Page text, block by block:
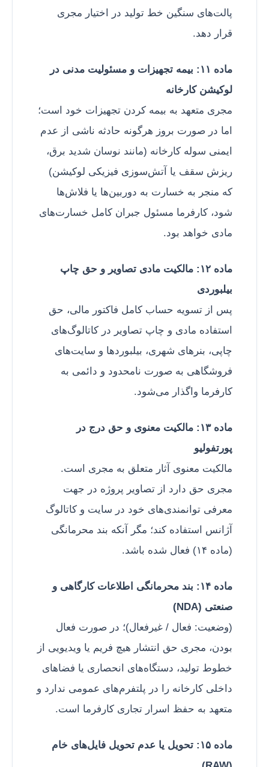
پالت‌های سنگین خط تولید در اختیار مجری
قرار دهد.
ماده ۱۱: بیمه تجهیزات و مسئولیت مدنی در
لوکیشن کارخانه
مجری متعهد به بیمه کردن تجهیزات خود است؛
اما در صورت بروز هرگونه حادثه ناشی از عدم
ایمنی سوله کارخانه (مانند نوسان شدید برق،
ریزش سقف یا آتش‌سوزی فیزیکی لوکیشن)
که منجر به خسارت به دوربین‌ها یا فلاش‌ها
شود، کارفرما مسئول جبران کامل خسارت‌های
مادی خواهد بود.
ماده ۱۲: مالکیت مادی تصاویر و حق چاپ
بیلبوردی
پس از تسویه حساب کامل فاکتور مالی، حق
استفاده مادی و چاپ تصاویر در کاتالوگ‌های
چاپی، بنرهای شهری، بیلبوردها و سایت‌های
فروشگاهی به صورت نامحدود و دائمی به
کارفرما واگذار می‌شود.
ماده ۱۳: مالکیت معنوی و حق درج در
پورتفولیو
مالکیت معنوی آثار متعلق به مجری است.
مجری حق دارد از تصاویر پروژه در جهت
معرفی توانمندی‌های خود در سایت و کاتالوگ
آژانس استفاده کند؛ مگر آنکه بند محرمانگی
(ماده ۱۴) فعال شده باشد.
ماده ۱۴: بند محرمانگی اطلاعات کارگاهی و
صنعتی (NDA)
(وضعیت: فعال / غیرفعال)؛ در صورت فعال
بودن، مجری حق انتشار هیچ فریم یا ویدیویی از
خطوط تولید، دستگاه‌های انحصاری یا فضاهای
داخلی کارخانه را در پلتفرم‌های عمومی ندارد و
متعهد به حفظ اسرار تجاری کارفرما است.
ماده ۱۵: تحویل یا عدم تحویل فایل‌های خام